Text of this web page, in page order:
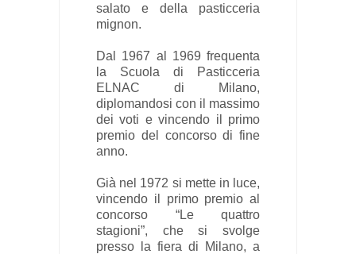
salato e della pasticceria
mignon.
Dal 1967 al 1969 frequenta
la Scuola di Pasticceria
ELNAC di Milano,
diplomandosi con il massimo
dei voti e vincendo il primo
premio del concorso di fine
anno.
Già nel 1972 si mette in luce,
vincendo il primo premio al
concorso “Le quattro
stagioni”, che si svolge
presso la fiera di Milano, a